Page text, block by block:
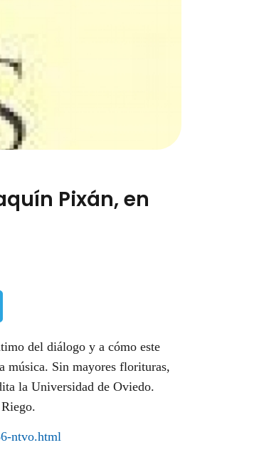
Pixán, en
del diálogo y a cómo este
música. Sin mayores florituras,
la Universidad de Oviedo.
ntvo.html